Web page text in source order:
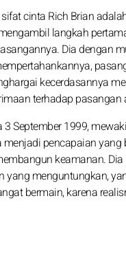
cinta Rich Brian
langkah
Dia dengan
kecerdasannya
terhadap
3 September 1999,
pencapaian
keamanan.
yang menguntungkan,
bermain, karena